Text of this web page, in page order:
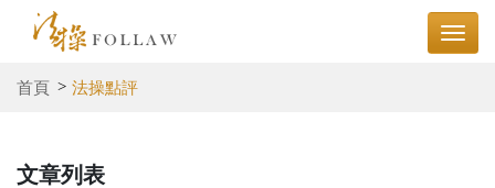
首頁 法操點評
文章列表